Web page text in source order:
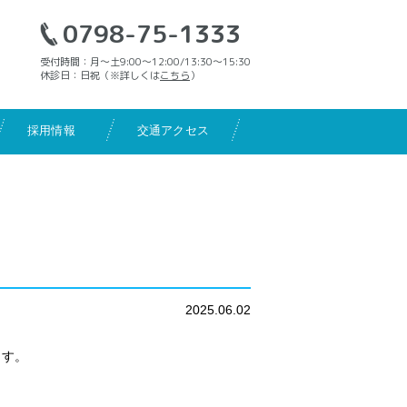
採用情報 交通アクセス
0798-75-1333
受付時間：月〜土9:00〜12:00/13:30〜15:30
休診日：日祝（※詳しくはこちら）
2025.06.02
。